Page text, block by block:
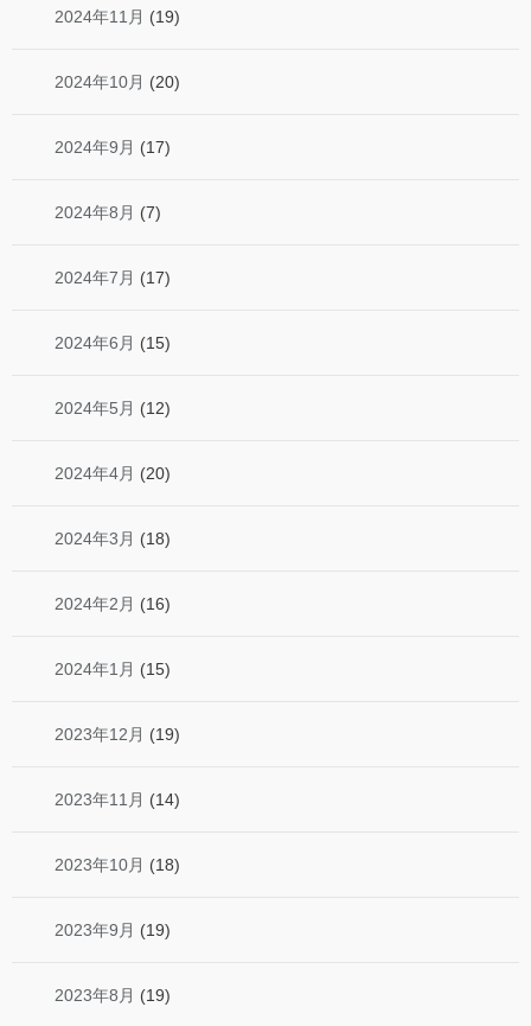
2024年11月 (19)
2024年10月 (20)
2024年9月 (17)
2024年8月 (7)
2024年7月 (17)
2024年6月 (15)
2024年5月 (12)
2024年4月 (20)
2024年3月 (18)
2024年2月 (16)
2024年1月 (15)
2023年12月 (19)
2023年11月 (14)
2023年10月 (18)
2023年9月 (19)
2023年8月 (19)